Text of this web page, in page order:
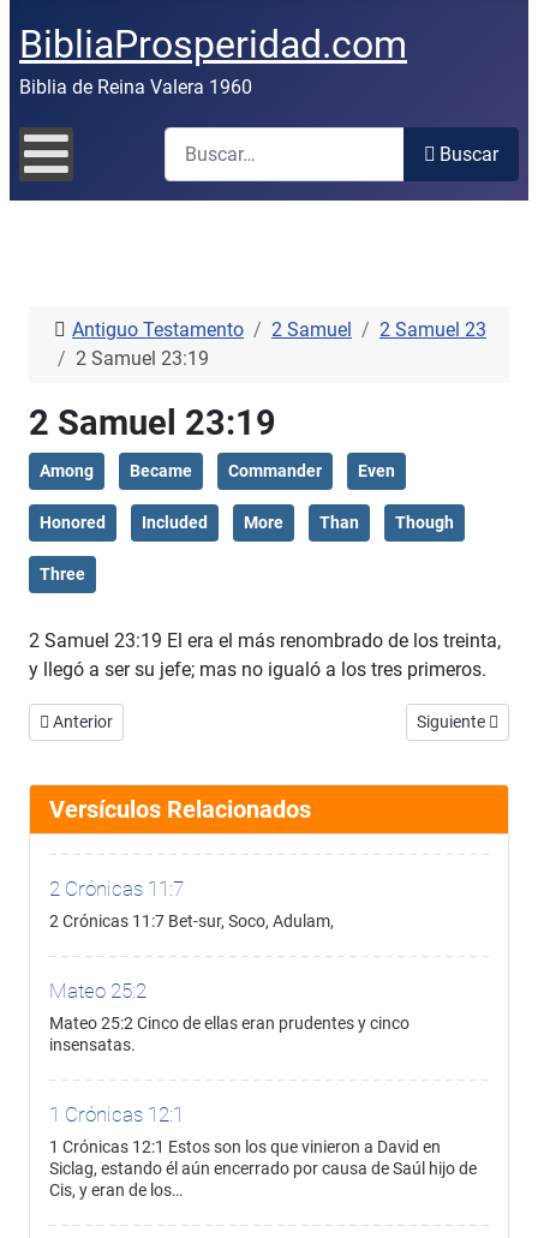
BibliaProsperidad.com
Biblia de Reina Valera 1960
Buscar
Buscar
Antiguo Testamento 2 Samuel
2 Samuel 23
2 Samuel 23:19
2 Samuel 23:19
Among Became Commander Even
Honored Included More Than Though
Three
2 Samuel 23:19 El era el más renombrado de los treinta,
y llegó a ser su jefe; mas no igualó a los tres primeros.
Artículo anterior: 2 Samuel 23:18
Anterior Artículo
Siguiente
Versículos Relacionados
2 Crónicas 11:7
2 Crónicas 11:7 Bet-sur, Soco, Adulam,
Mateo 25:2
Mateo 25:2 Cinco de ellas eran prudentes y cinco
insensatas.
1 Crónicas 12:1
1 Crónicas 12:1 Estos son los que vinieron a David en
Siclag, estando él aún encerrado por causa de Saúl hijo de
Cis, y eran de los…